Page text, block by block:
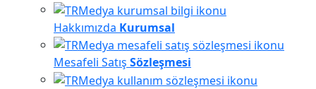
Hakkımızda Kurumsal
Mesafeli Satış Sözleşmesi